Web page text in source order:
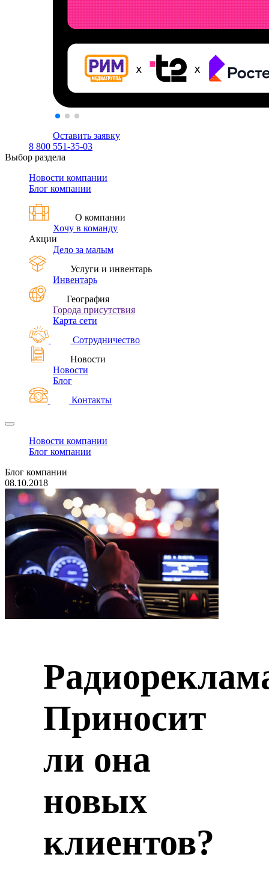
Оставить заявку
8 800 551-35-03
Выбор раздела
Новости компании
Блог компании
О компании
Хочу в команду
Акции
Дело за малым
Услуги и инвентарь
Инвентарь
География
Города присутствия
Карта сети
Сотрудничество
Новости
Новости
Блог
Контакты
Новости компании
Блог компании
Блог компании
08.10.2018
Приносит
ли она
новых
клиентов?